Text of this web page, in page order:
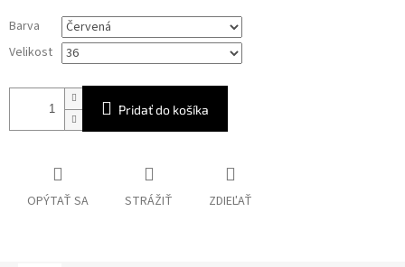
Jednotková
cena:
Barva
Velikost
Pridať do košíka
OPÝTAŤ SA STRÁŽIŤ ZDIEĽAŤ